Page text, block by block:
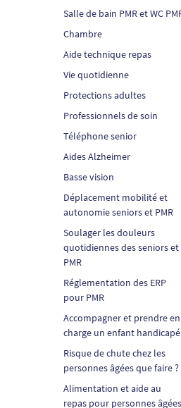
Salle de bain PMR et WC
Chambre
Aide technique repas
Vie quotidienne
Protections adultes
Professionnels de soin
Téléphone senior
Aides Alzheimer
Basse vision
Déplacement mobilité et
autonomie seniors et PMR
Soulager les douleurs
quotidiennes des seniors et
PMR
Réglementation des ERP
pour PMR
Accompagner et prendre en
charge un enfant handicapé
Risque de chute chez les
personnes âgées que faire ?
Alimentation et aide au
repas pour personnes âgées